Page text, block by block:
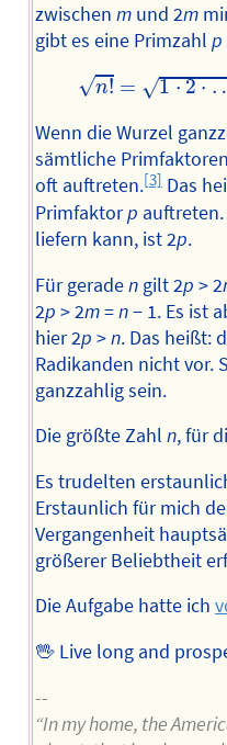
zwischen mund 2m
gibt es eine Primzahl p
√n! = √1⋅2⋅
…· …·p·…·n
Wenn die Wurzel
sämtliche
oft auftreten.[3]Das
Primfaktorp auftreten.
liefern kann, ist 2p.
Für geradengilt 2p > 2
2p > 2m=n− 1. Es ist
hier 2p >n. Das heißt:
Radikanden nicht vor.
ganzzahlig sein.
Die größte Zahl n, für
Es trudelten
Erstaunlich für mich
Vergangenheit
größerer Beliebtheit
Die Aufgabe hatte ich
🖖 Live long and
--
“In my home, the